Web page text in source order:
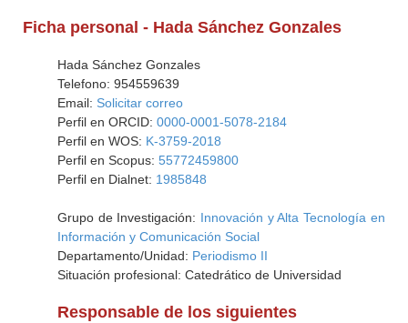
Ficha personal - Hada Sánchez Gonzales
Hada Sánchez Gonzales
Telefono: 954559639
Email: Solicitar correo
Perfil en ORCID: 0000-0001-5078-2184
Perfil en WOS: K-3759-2018
Perfil en Scopus: 55772459800
Perfil en Dialnet: 1985848
Grupo de Investigación: Innovación y Alta Tecnología en
Información y Comunicación Social
Departamento/Unidad: Periodismo II
Situación profesional: Catedrático de Universidad
Responsable de los siguientes